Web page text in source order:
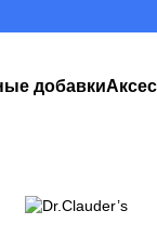
добавки